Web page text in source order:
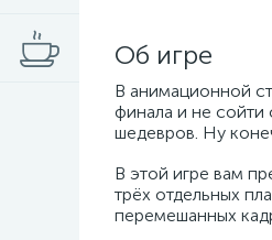
Об игре
В анимационной
финала и не сойти
шедевров. Ну
В этой игре вам
трёх отдельных
перемешанных